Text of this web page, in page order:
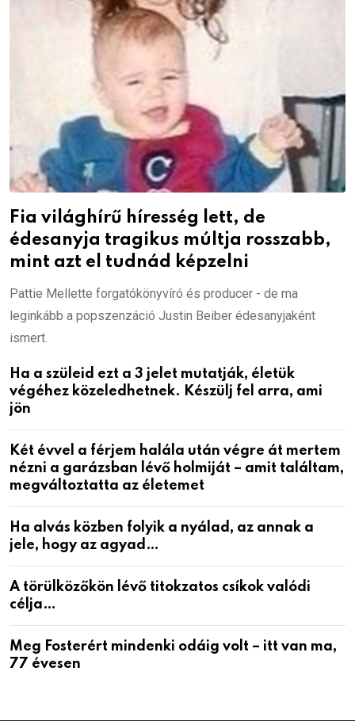
Fia világhírű híresség lett, de
édesanyja tragikus múltja rosszabb,
mint azt el tudnád képzelni
Pattie Mellette forgatókönyvíró és producer - de ma
leginkább a popszenzáció Justin Beiber édesanyjaként
ismert.
Ha a szüleid ezt a 3 jelet mutatják, életük
végéhez közeledhetnek. Készülj fel arra, ami
jön
Két évvel a férjem halála után végre át mertem
nézni a garázsban lévő holmiját – amit találtam,
megváltoztatta az életemet
Ha alvás közben folyik a nyálad, az annak a
jele, hogy az agyad…
A törülközőkön lévő titokzatos csíkok valódi
célja…
Meg Fosterért mindenki odáig volt – itt van ma,
77 évesen